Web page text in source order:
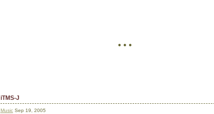
• • •
iTMS-J
MusicSep 19, 2005